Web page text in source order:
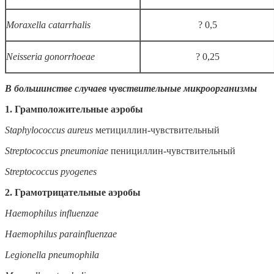
Moraxella catarrhalis ? 0,5
Neisseria gonorrhoeae ? 0,25
В большинстве случаев чувствительные микроорганизмы
1. Грамположительные аэробы
Staphylococcus aureus метициллин-чувствительный
Streptococcus pneumoniae пенициллин-чувствительный
Streptococcus pyogenes
2. Грамотрицательные аэробы
Haemophilus influenzae
Haemophilus parainfluenzae
Legionella pneumophila